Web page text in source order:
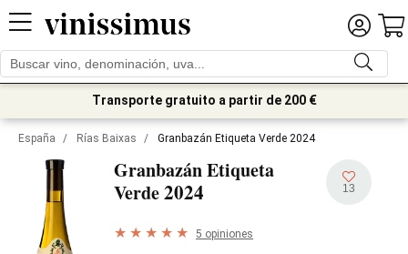
Transporte gratuito a partir de 200 €
España / Rías Baixas / Granbazán Etiqueta Verde 2024
Granbazán Etiqueta
Verde2024 13
5 opiniones